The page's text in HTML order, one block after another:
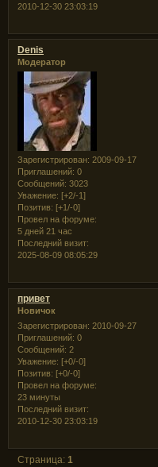
2010-12-30 23:03:19
Denis
Модератор
Зарегистрирован: 2009-09-17
Приглашений: 0
Сообщений: 3023
Уважение: [+2/-1]
Позитив: [+1/-0]
Провел на форуме:
5 дней 21 час
Последний визит:
2025-08-09 08:05:29
привет
Новичок
Зарегистрирован: 2010-09-27
Приглашений: 0
Сообщений: 2
Уважение: [+0/-0]
Позитив: [+0/-0]
Провел на форуме:
23 минуты
Последний визит:
2010-12-30 23:03:19
Страница:1